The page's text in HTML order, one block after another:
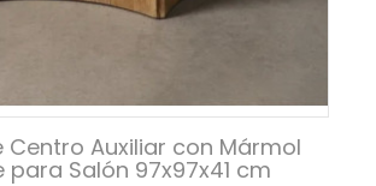
Centro Auxiliar con Mármol
para Salón 97x97x41 cm